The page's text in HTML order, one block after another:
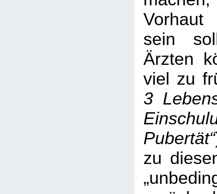
Vorhaut
sein
Ärzten
viel zu
3
Pubertät“
zu